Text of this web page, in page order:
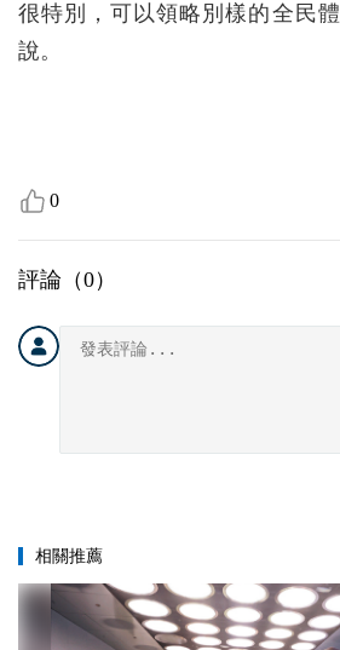
很特別，可以領略別樣的全民
說。
0
評論（0）
相關推薦